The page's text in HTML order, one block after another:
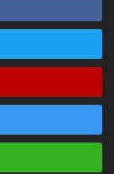
पक्ष में
की सरकारी
पर गहरी नाराजगी का
और राज्य
किए जाएंगे।
बताया कि आज कांग्रेस